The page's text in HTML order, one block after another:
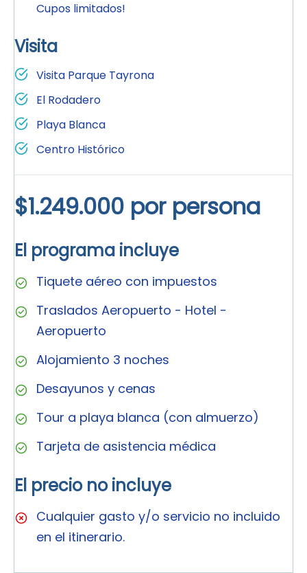
Cupos limitados!
Visita
Visita Parque Tayrona
El Rodadero
Playa Blanca
Centro Histórico
$1.249.000 por persona
El programa incluye
Tiquete aéreo con impuestos
Traslados Aeropuerto - Hotel -
Aeropuerto
Alojamiento 3 noches
Desayunos y cenas
Tour a playa blanca (con almuerzo)
Tarjeta de asistencia médica
El precio no incluye
Cualquier gasto y/o servicio no incluido
en el itinerario.